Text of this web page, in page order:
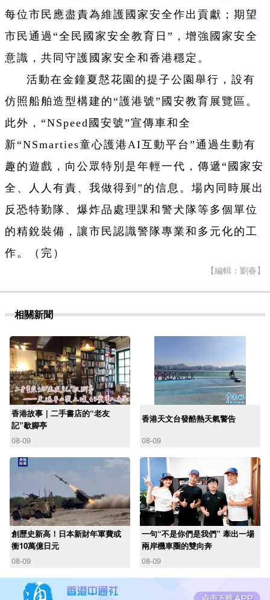
每位市民應盡責為維護國家安全作出貢獻；期望
市民通過“全民國家安全教育日”，增強國家安全
意識，共同守護國家安全和香港穩定。
活動在金鐘夏慤花園的提子公園舉行，設有
仿照船舶造型構建的“護港號”國安教育展覽區。
此外，“NSpeed國安號”宣傳車和全
新“NSmarties童心護港AI互動平台”通過生動有
趣的遊戲，向公眾特別是年輕一代，傳遞“國家安
全、人人有責、我做得到”的信息。場內同時展出
反恐特勤隊、爆炸品處理課和警犬隊等多個單位
的精銳裝備，讓市民認識警隊專業和多元化的工
作。（完）
【編輯：劉春】
相關新聞
香港故事｜二手書店的“老友
記”歇腳亭
08-09
香港天文台發酷熱天氣警告
08-09
創歷史新高！日本新財年軍費或
衝10萬億日元
08-09
一句“不是你們是我們” 牽出一場
兩岸機車圈的雙向奔
08-09